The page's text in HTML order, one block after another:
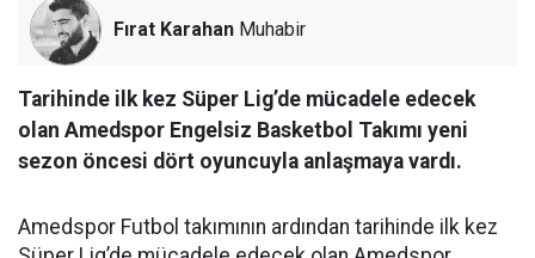
Fırat Karahan Muhabir
Tarihinde ilk kez Süper Lig’de mücadele edecek
olan Amedspor Engelsiz Basketbol Takımı yeni
sezon öncesi dört oyuncuyla anlaşmaya vardı.
Amedspor Futbol takımının ardından tarihinde ilk kez